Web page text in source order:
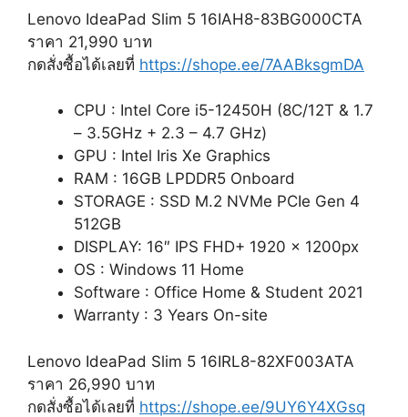
Lenovo IdeaPad Slim 5 16IAH8-83BG000CTA
ราคา 21,990 บาท
กดสั่งซื้อได้เลยที่ https://shope.ee/7AABksgmDA
CPU : Intel Core i5-12450H (8C/12T & 1.7
– 3.5GHz + 2.3 – 4.7 GHz)
GPU : Intel Iris Xe Graphics
RAM : 16GB LPDDR5 Onboard
STORAGE : SSD M.2 NVMe PCIe Gen 4
512GB
DISPLAY: 16″ IPS FHD+ 1920 x 1200px
OS : Windows 11 Home
Software : Office Home & Student 2021
Warranty : 3 Years On-site
Lenovo IdeaPad Slim 5 16IRL8-82XF003ATA
ราคา 26,990 บาท
กดสั่งซื้อได้เลยที่ https://shope.ee/9UY6Y4XGsq